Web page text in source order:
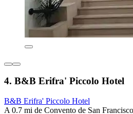
4. B&B Erifra' Piccolo Hotel
B&B Erifra' Piccolo Hotel
A 0.7 mi de Convento de San